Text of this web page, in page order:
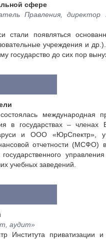
сфере
Правления,
появляться
учреждения и
государство до сих пор
международная
в государствах – членах
и ООО «ЮрСпектр»,
отчетности
учебных заведений.
аудит»
Института